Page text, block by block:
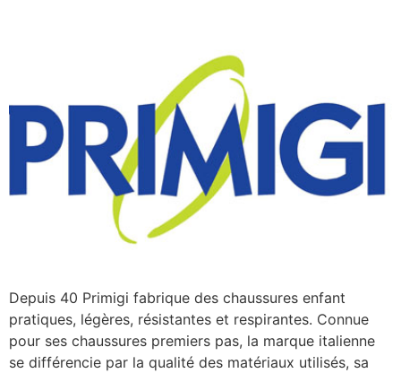
Depuis 40 Primigi fabrique des chaussures enfant
pratiques, légères, résistantes et respirantes. Connue
pour ses chaussures premiers pas, la marque italienne
se différencie par la qualité des matériaux utilisés, sa